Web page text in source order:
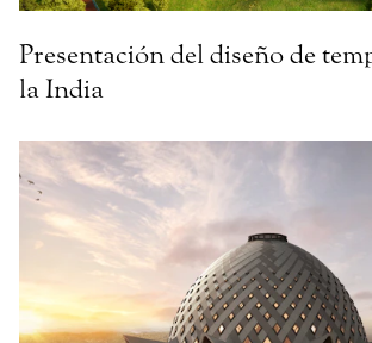
Presentación del diseño de
la India